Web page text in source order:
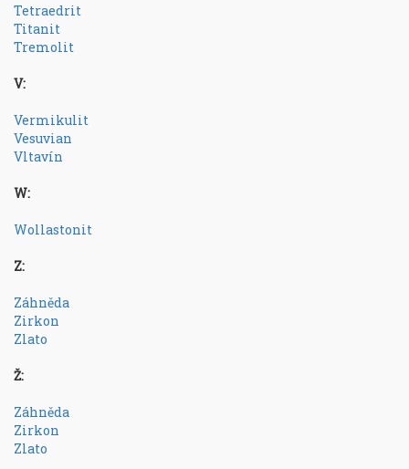
Tetraedrit
Titanit
Tremolit
V:
Vermikulit
Vesuvian
Vltavín
W:
Wollastonit
Z:
Záhněda
Zirkon
Zlato
Ž:
Záhněda
Zirkon
Zlato